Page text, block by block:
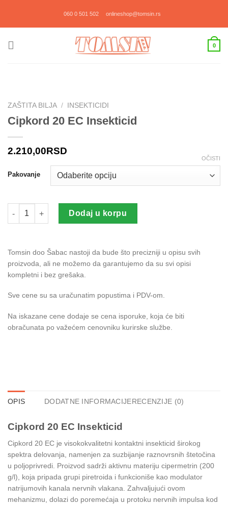
060 0 501 502 onlineshop@tomsin.rs
0
ZAŠTITA BILJA / INSEKTICIDI
Cipkord 20 EC Insekticid
2.210,00RSD
Pakovanje
OČISTI
Cipkord 20 EC Insekticid količina
Dodaj u korpu
Tomsin doo Šabac nastoji da bude što precizniji u opisu svih
proizvoda, ali ne možemo da garantujemo da su svi opisi
kompletni i bez grešaka.
Sve cene su sa uračunatim popustima i PDV-om.
Na iskazane cene dodaje se cena isporuke, koja će biti
obračunata po važećem cenovniku kurirske službe.
OPIS DODATNE INFORMACIJERECENZIJE (0)
Cipkord 20 EC Insekticid
Cipkord 20 EC je visokokvalitetni kontaktni insekticid širokog
spektra delovanja, namenjen za suzbijanje raznovrsnih štetočina
u poljoprivredi. Proizvod sadrži aktivnu materiju cipermetrin (200
g/l), koja pripada grupi piretroida i funkcioniše kao modulator
natrijumovih kanala nervnih vlakana. Zahvaljujući ovom
mehanizmu, dolazi do poremećaja u protoku nervnih impulsa kod